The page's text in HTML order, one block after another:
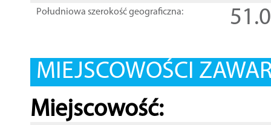
Południowa szerokość geograficzna:
MIEJSCOWOŚCI
Miejscowość: